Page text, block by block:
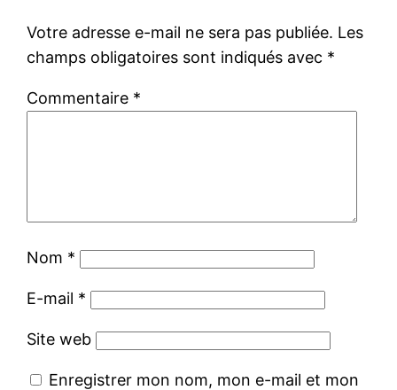
Votre adresse e-mail ne sera pas publiée. Les
champs obligatoires sont indiqués avec *
Commentaire *
Nom *
E-mail *
Site web
Enregistrer mon nom, mon e-mail et mon